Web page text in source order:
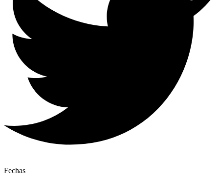
Fechas